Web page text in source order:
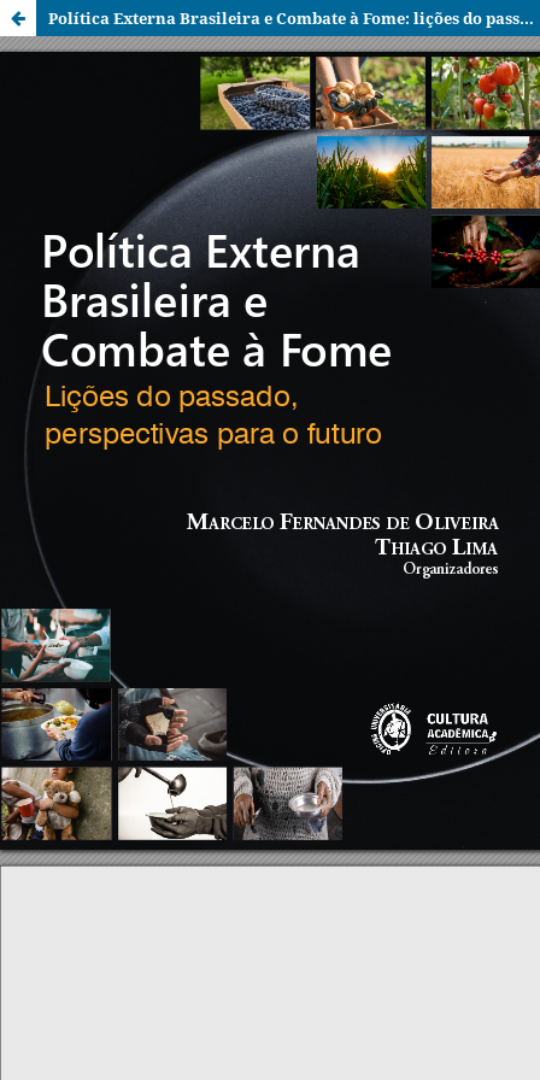
Política Externa Brasileira e Combate à Fome: lições do passado, perspectivas para o futuro